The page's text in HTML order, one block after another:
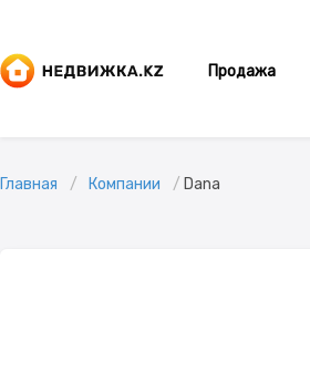
Продажа
Главная Компании Dana